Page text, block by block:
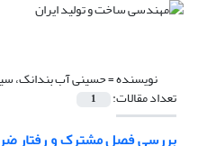
نویسنده =حسینی آب بندانک،
تعداد مقالات: 1
بررسی فصل مشترک و رفتار